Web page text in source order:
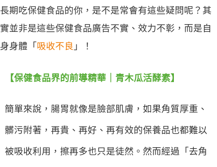
長期吃保健食品的你，是不是常會有這些疑問呢？其
實並非是這些保健食品廣告不實、效力不彰，而是自
身身體「 吸收不良 」！
【保健食品界的前導精華｜青木瓜活酵素】
簡單來說，腸胃就像是臉部肌膚，如果角質厚重、
髒污附著，再貴、再好、再有效的保養品也都難以
被吸收利用，擦再多也只是徒然。然而經過「去角